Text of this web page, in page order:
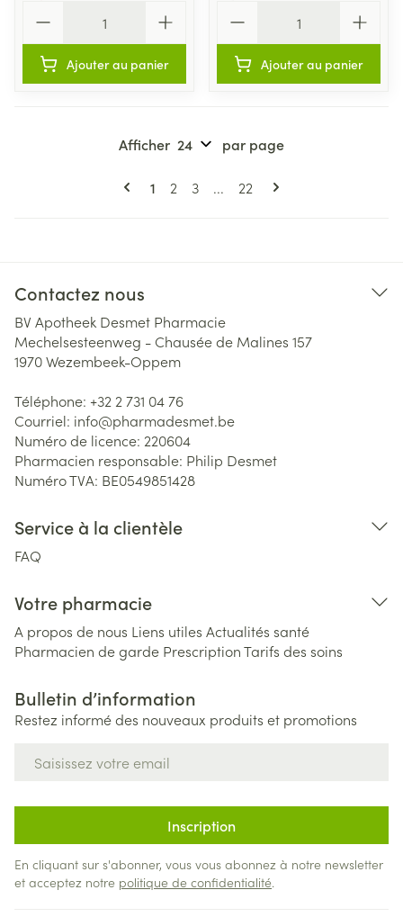
Ajouter au panier Ajouter au panier
Pages
Vous lisez actuellement la page
1 Page
2 Page
3 ... Page
22
Afficher par page
Contactez nous
BV Apotheek Desmet Pharmacie
Mechelsesteenweg - Chausée de Malines 157
1970Wezembeek-Oppem
Téléphone: +32 2 731 04 76
Courriel: info@pharmadesmet.be
Numéro de licence: 220604
Pharmacien responsable: Philip Desmet
Numéro TVA: BE0549851428
Service à la clientèle
FAQ
Votre pharmacie
A propos de nous Liens utiles Actualités santé
Pharmacien de garde PrescriptionTarifs des soins
Bulletin d’information
Restez informé des nouveaux produits et promotions
Inscription
En cliquant sur s'abonner, vous vous abonnez à notre newsletter
et acceptez notre politique de confidentialité.